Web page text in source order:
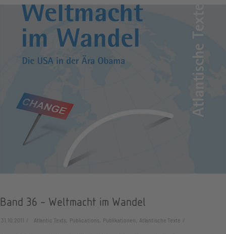
Band 36 - Weltmacht im Wandel
31.10.2011 Atlantic Texts, Publications, Publikationen, Atlantische Texte